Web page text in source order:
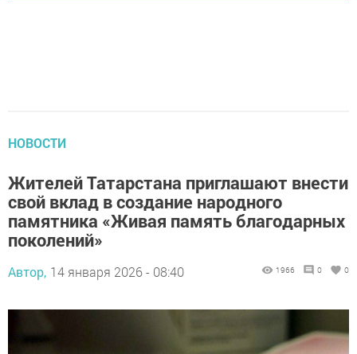
НОВОСТИ
Жителей Татарстана приглашают внести
свой вклад в создание народного
памятника «Живая память благодарных
поколений»
Автор, 14 января 2026 - 08:40 1966 0 0